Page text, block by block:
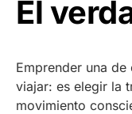
El
Emprender una de
viajar: es elegir la
movimiento